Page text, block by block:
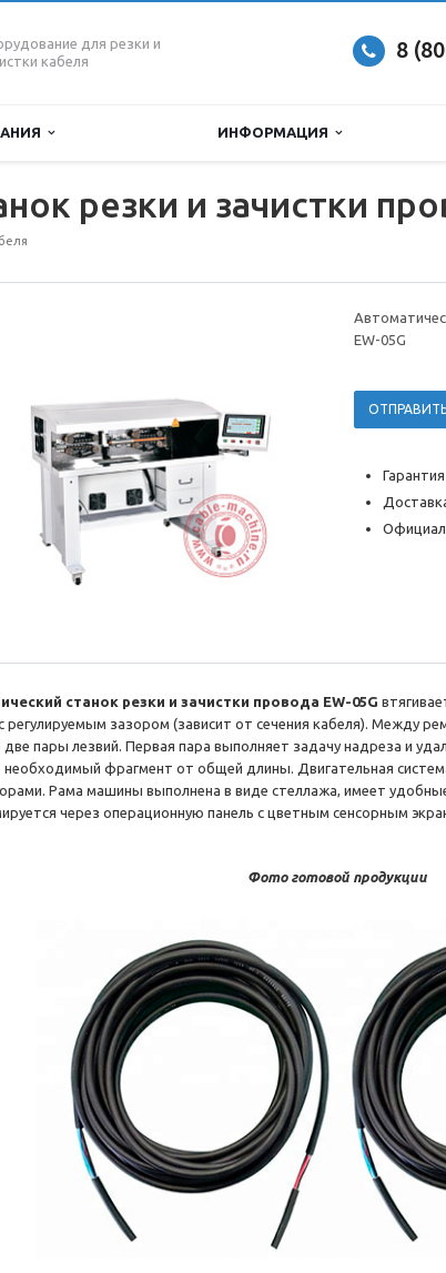
для резки и
кабеля
8
ИНФОРМАЦИЯ
резки и зачистки
EW-05G
станок резки и зачистки провода EW-05G
регулируемым зазором (зависит от сечения кабеля). Между
пары лезвий. Первая пара выполняет задачу надреза и
необходимый фрагмент от общей длины. Двигательная
Рама машины выполнена в виде стеллажа, имеет
через операционную панель с цветным сенсорным
Фото готовой продукции